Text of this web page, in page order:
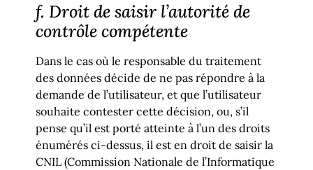
f. Droit de saisir l’autorité de
contrôle compétente
Dans le cas où le responsable du traitement
des données décide de ne pas répondre à la
demande de l’utilisateur, et que l’utilisateur
souhaite contester cette décision, ou, s’il
pense qu’il est porté atteinte à l’un des droits
énumérés ci-dessus, il est en droit de saisir la
CNIL (Commission Nationale de l’Informatique